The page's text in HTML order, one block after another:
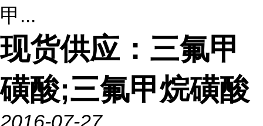
甲...
现货供应：三氟甲
磺酸;三氟甲烷磺酸
2016-07-27